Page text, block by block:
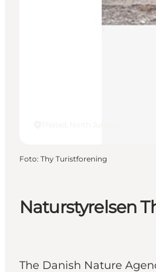
Naturstyrelsen
The Danish Nature
Foto: Thy Turistforening